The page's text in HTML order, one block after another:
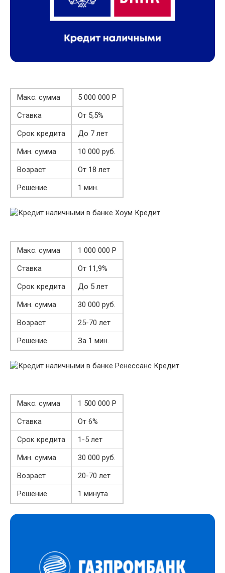
Макс. сумма
5 000 000 Р
Ставка
От 5,5%
Срок кредита
До 7 лет
Мин. сумма
10 000 руб.
Возраст
От 18 лет
Решение
1 мин.
Макс. сумма
1 000 000 Р
Ставка
От 11,9%
Срок кредита
До 5 лет
Мин. сумма
30 000 руб.
Возраст
25-70 лет
Решение
За 1 мин.
Макс. сумма
1 500 000 Р
Ставка
От 6%
Срок кредита
1-5 лет
Мин. сумма
30 000 руб.
Возраст
20-70 лет
Решение
1 минута